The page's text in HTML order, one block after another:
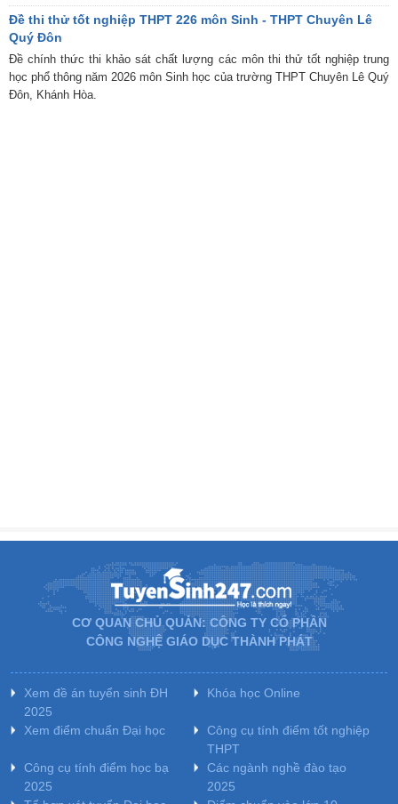
Đề thi thử tốt nghiệp THPT 226 môn Sinh - THPT Chuyên Lê
Quý Đôn
Đề chính thức thi khảo sát chất lượng các môn thi thử tốt nghiệp trung
học phổ thông năm 2026 môn Sinh học của trường THPT Chuyên Lê Quý
Đôn, Khánh Hòa.
CƠ QUAN CHỦ QUẢN: CÔNG TY CỔ PHẦN
CÔNG NGHỆ GIÁO DỤC THÀNH PHÁT
Xem đề án tuyển sinh ĐH
2025
Khóa học Online
Xem điểm chuẩn Đại học
Công cụ tính điểm tốt nghiệp
THPT
Công cụ tính điểm học bạ
2025
Các ngành nghề đào tạo
2025